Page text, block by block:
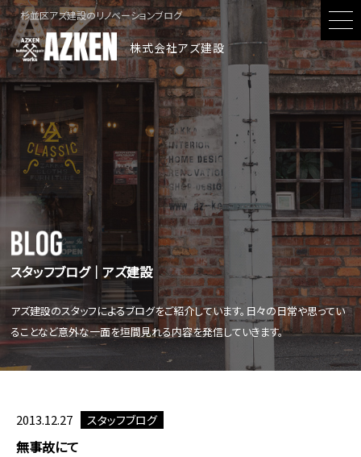
株式会社アズ建設
杉並区アズ建設のリノベーションブログ
スタッフブログ│アズ建設
アズ建設のスタッフによるブログをご紹介しています。日々の日常や思ってい
ることなど意外な一面を垣間見れる内容を発信していきます。
2013.12.27 スタッフブログ
無事故にて